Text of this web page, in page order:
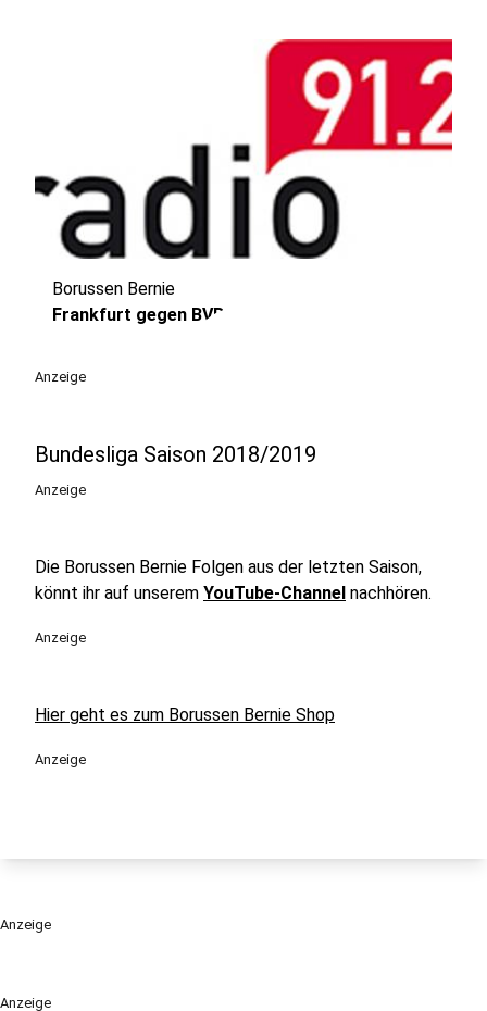
Anzeige
play_circle
Borussen Bernie
Frankfurt gegen BVB
Anzeige
Bundesliga Saison 2018/2019
Anzeige
Die Borussen Bernie Folgen aus der letzten Saison,
könnt ihr auf unserem YouTube-Channel nachhören.
Anzeige
Hier geht es zum Borussen Bernie Shop
Anzeige
Anzeige